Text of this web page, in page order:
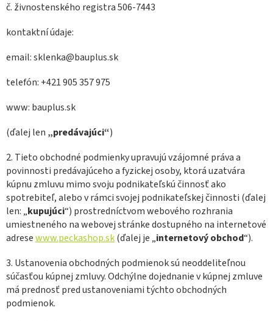
č. živnostenského registra 506-7443
kontaktní údaje:
email: sklenka@bauplus.sk
telefón: +421 905 357 975
www: bauplus.sk
(ďalej len „predávajúci“)
2. Tieto obchodné podmienky upravujú vzájomné práva a
povinnosti predávajúceho a fyzickej osoby, ktorá uzatvára
kúpnu zmluvu mimo svoju podnikateľskú činnosť ako
spotrebiteľ, alebo v rámci svojej podnikateľskej činnosti (ďalej
len: „kupujúci“) prostredníctvom webového rozhrania
umiestneného na webovej stránke dostupného na internetové
adresewww.peckashop.sk(ďalej je „internetový obchod“).
3. Ustanovenia obchodných podmienok sú neoddeliteľnou
súčasťou kúpnej zmluvy. Odchýlne dojednanie v kúpnej zmluve
má prednosť pred ustanoveniami týchto obchodných
podmienok.